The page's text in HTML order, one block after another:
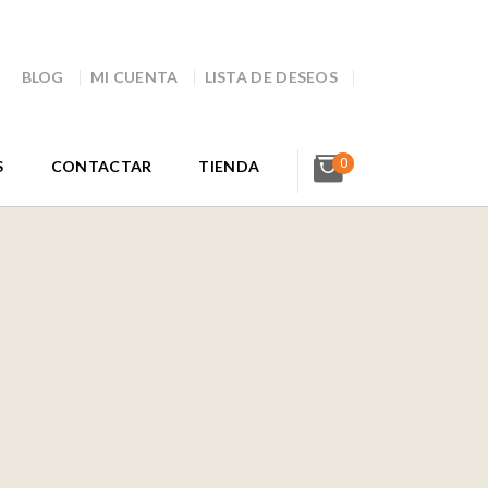
BLOG MI CUENTA LISTA DE DESEOS
CONTACTAR TIENDA 0